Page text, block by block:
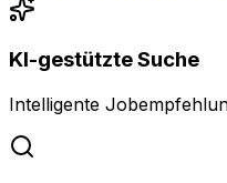
KI-gestützte Suche
Intelligente